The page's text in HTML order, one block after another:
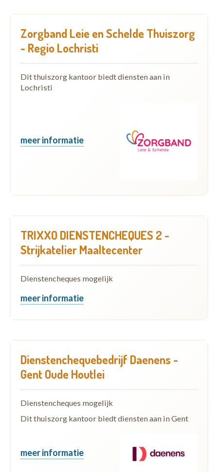
Zorgband Leie en Schelde Thuiszorg
- Regio Lochristi
Dit thuiszorg kantoor biedt diensten aan in
Lochristi
meer informatie
TRIXXO DIENSTENCHEQUES 2 -
Strijkatelier Maaltecenter
Dienstencheques mogelijk
meer informatie
Dienstenchequebedrijf Daenens -
Gent Oude Houtlei
Dienstencheques mogelijk
Dit thuiszorg kantoor biedt diensten aan in Gent
meer informatie